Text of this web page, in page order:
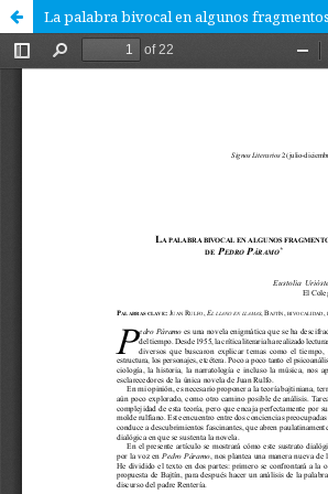
La palabra bivocal en algunos